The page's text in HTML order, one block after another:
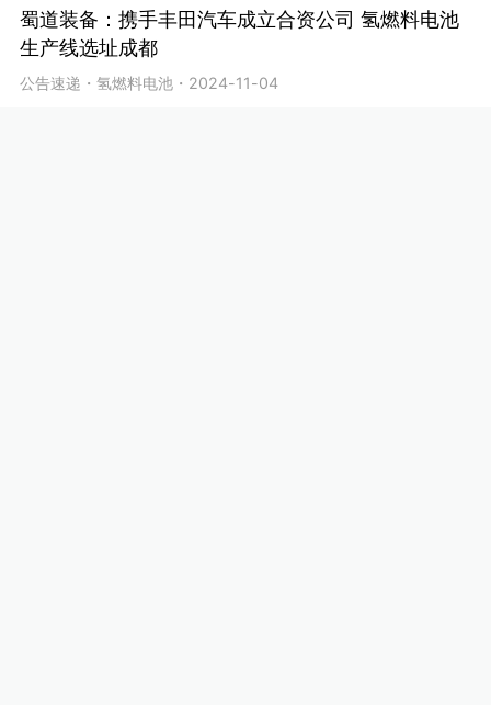
蜀道装备：携手丰田汽车成立合资公司 氢燃料电池
生产线选址成都
公告速递 ・ 氢燃料电池・ 2024-11-04